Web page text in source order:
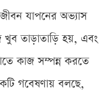
যাপনের অভ্যাস
তাড়াতাড়ি হয়, এবং
কাজ সম্পন্ন করতে
গবেষণায় বলছে,